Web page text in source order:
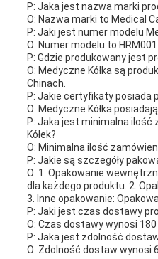
P: Jaka jest nazwa marki
O: Nazwa marki to Medical
P: Jaki jest numer modelu
O: Numer modelu to HRM001.
P: Gdzie produkowany jest
O: Medyczne Kółka są
Chinach.
P: Jakie certyfikaty posiada
O: Medyczne Kółka
P: Jaka jest minimalna ilość
Kółek?
O: Minimalna ilość
P: Jakie są szczegóły
O: 1. Opakowanie
dla każdego produktu. 2.
3. Inne opakowanie:
P: Jaki jest czas dostawy
O: Czas dostawy wynosi 180
P: Jaka jest zdolność
O: Zdolność dostaw wynosi